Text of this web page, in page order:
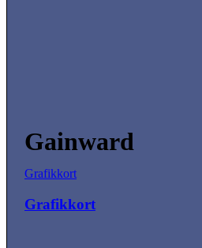
Gainward
Grafikkort
Grafikkort